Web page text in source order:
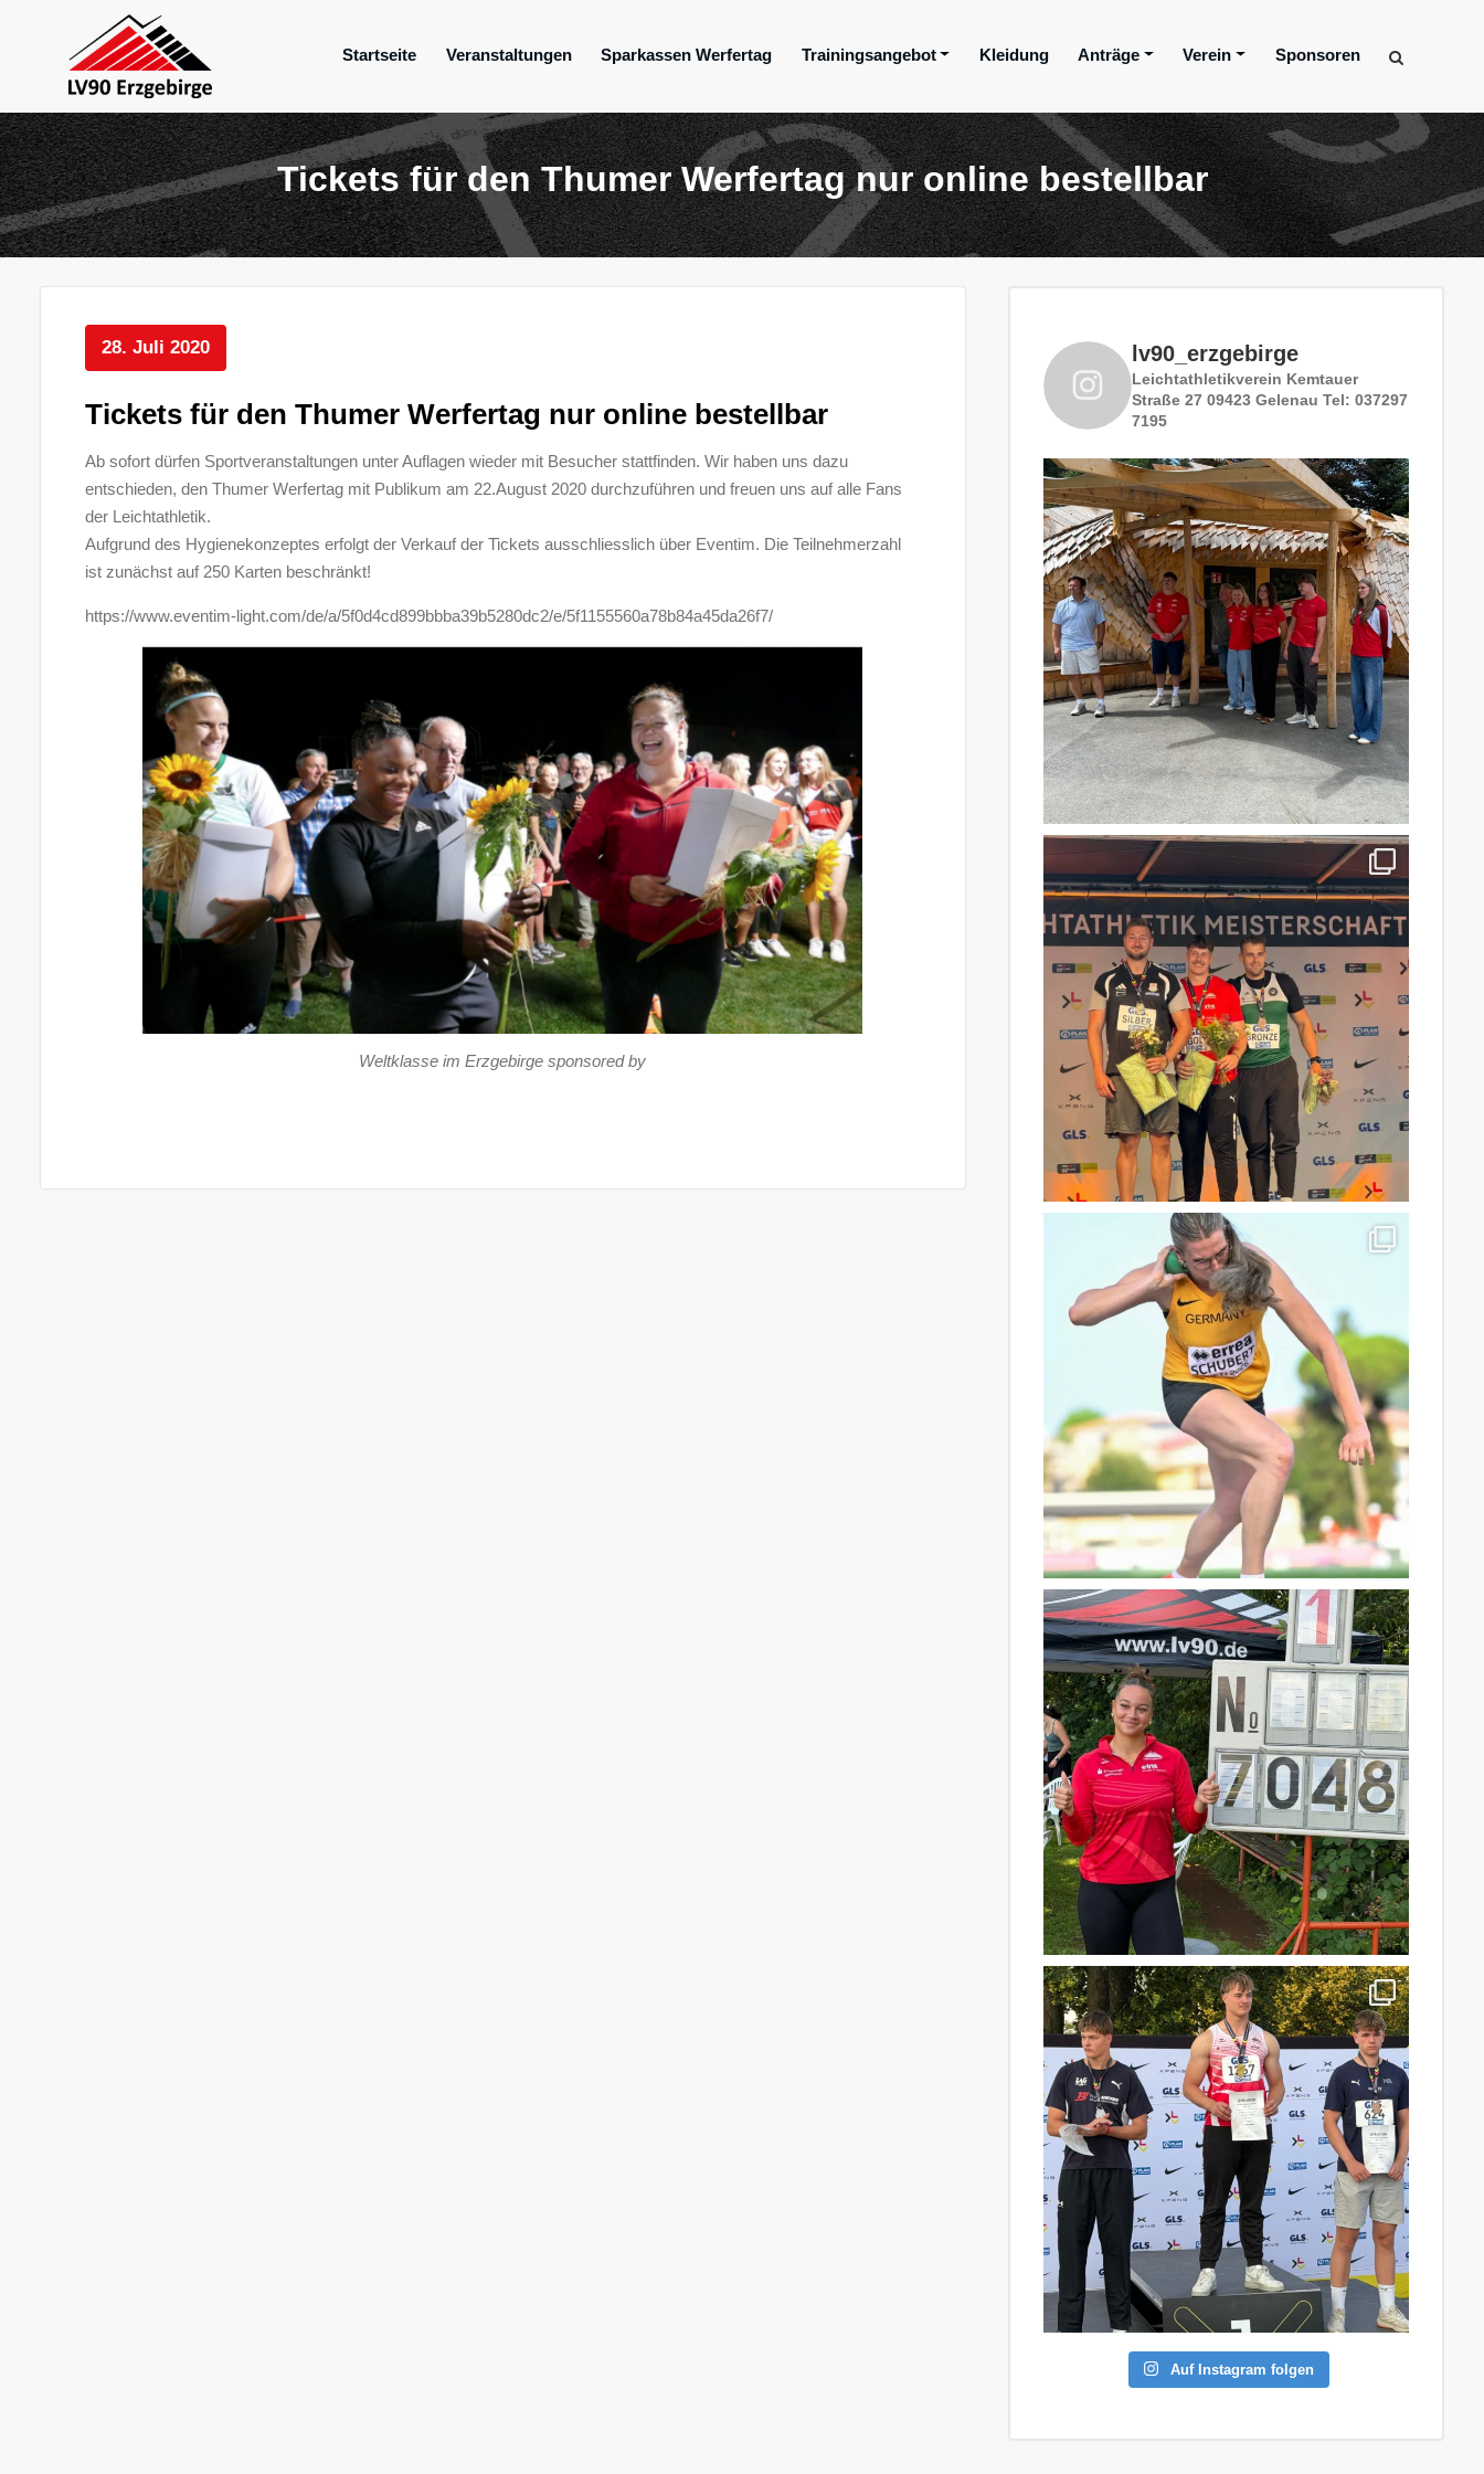
springen
Startseite Veranstaltungen Sparkassen Werfertag Trainingsangebot Kleidung Anträge Verein Sponsoren
Tickets für den Thumer Werfertag nur online bestellbar
28. Juli 2020
Tickets für den Thumer Werfertag nur online bestellbar
Ab sofort dürfen Sportveranstaltungen unter Auflagen wieder mit Besucher stattfinden. Wir haben uns dazu
entschieden, den Thumer Werfertag mit Publikum am 22.August 2020 durchzuführen und freuen uns auf alle Fans
der Leichtathletik.
Aufgrund des Hygienekonzeptes erfolgt der Verkauf der Tickets ausschliesslich über Eventim. Die Teilnehmerzahl
ist zunächst auf 250 Karten beschränkt!
https://www.eventim-light.com/de/a/5f0d4cd899bbba39b5280dc2/e/5f1155560a78b84a45da26f7/
Weltklasse im Erzgebirge sponsored by
lv90_erzgebirge
Leichtathletikverein Kemtauer
Straße 27 09423 Gelenau Tel: 037297
7195
Auf Instagram folgen